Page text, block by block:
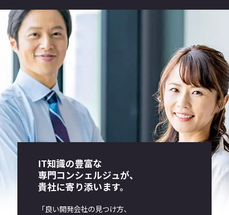
IT知識の豊富な
専門コンシェルジュが、
貴社に寄り添います。
「良い開発会社の見つけ方、